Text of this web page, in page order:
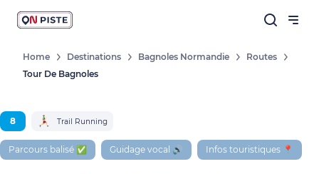
Home Destinations Bagnoles Normandie
Routes
Tour De Bagnoles
8 Trail Running
Parcours balisé ✅ Guidage vocal 🔊 Infos touristiques 📍